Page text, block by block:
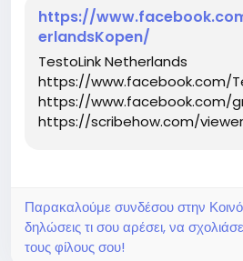
https://
erlandsKopen/
TestoLink Netherlands
https://www.facebook.com/
https://www.facebook.com/
https://scribehow.com/
Παρακαλούμε συνδέσου στην
δηλώσεις τι σου αρέσει, να
τους φίλους σου!